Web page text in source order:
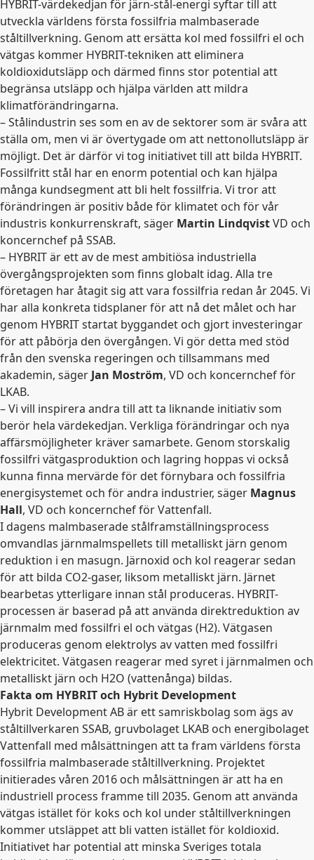
HYBRIT-värdekedjan för järn-stål-energi syftar till att
utveckla världens första fossilfria malmbaserade
ståltillverkning. Genom att ersätta kol med fossilfri el och
vätgas kommer HYBRIT-tekniken att eliminera
koldioxidutsläpp och därmed finns stor potential att
begränsa utsläpp och hjälpa världen att mildra
klimatförändringarna.
– Stålindustrin ses som en av de sektorer som är svåra att
ställa om, men vi är övertygade om att nettonollutsläpp är
möjligt. Det är därför vi tog initiativet till att bilda HYBRIT.
Fossilfritt stål har en enorm potential och kan hjälpa
många kundsegment att bli helt fossilfria. Vi tror att
förändringen är positiv både för klimatet och för vår
industris konkurrenskraft, säger Martin LindqvistVD och
koncernchef på SSAB.
– HYBRIT är ett av de mest ambitiösa industriella
övergångsprojekten som finns globalt idag. Alla tre
företagen har åtagit sig att vara fossilfria redan år 2045. Vi
har alla konkreta tidsplaner för att nå det målet och har
genom HYBRIT startat byggandet och gjort investeringar
för att påbörja den övergången. Vi gör detta med stöd
från den svenska regeringen och tillsammans med
akademin, säger Jan Moström, VD och koncernchef för
LKAB.
– Vi vill inspirera andra till att ta liknande initiativ som
berör hela värdekedjan. Verkliga förändringar och nya
affärsmöjligheter kräver samarbete. Genom storskalig
fossilfri vätgasproduktion och lagring hoppas vi också
kunna finna mervärde för det förnybara och fossilfria
energisystemet och för andra industrier, säger Magnus
Hall, VD och koncernchef för Vattenfall.
I dagens malmbaserade stålframställningsprocess
omvandlas järnmalmspellets till metalliskt järn genom
reduktion i en masugn. Järnoxid och kol reagerar sedan
för att bilda CO2-gaser, liksom metalliskt järn. Järnet
bearbetas ytterligare innan stål produceras. HYBRIT-
processen är baserad på att använda direktreduktion av
järnmalm med fossilfri el och vätgas (H2). Vätgasen
produceras genom elektrolys av vatten med fossilfri
elektricitet. Vätgasen reagerar med syret i järnmalmen och
metalliskt järn och H2O (vattenånga) bildas.
Fakta om HYBRIT och Hybrit Development
Hybrit Development AB är ett samriskbolag som ägs av
ståltillverkaren SSAB, gruvbolaget LKAB och energibolaget
Vattenfall med målsättningen att ta fram världens första
fossilfria malmbaserade ståltillverkning. Projektet
initierades våren 2016 och målsättningen är att ha en
industriell process framme till 2035. Genom att använda
vätgas istället för koks och kol under ståltillverkningen
kommer utsläppet att bli vatten istället för koldioxid.
Initiativet har potential att minska Sveriges totala